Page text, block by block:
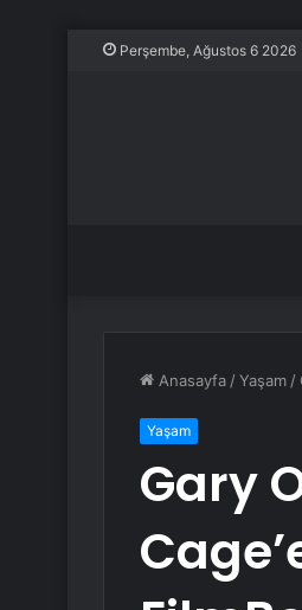
Perşembe, Ağustos 6 2026
Anasayfa /Yaşam /
Yaşam
Gary